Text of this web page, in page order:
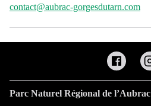
contact@aubrac-gorgesdutarn.com
Parc Naturel Régional de l’Aubrac